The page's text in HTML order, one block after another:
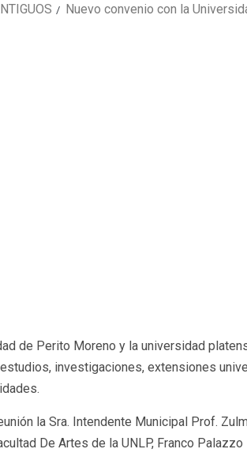
Nuevo convenio con la
de Perito Moreno y la universidad
investigaciones, extensiones
la Sra. Intendente Municipal Prof.
De Artes de la UNLP, Franco